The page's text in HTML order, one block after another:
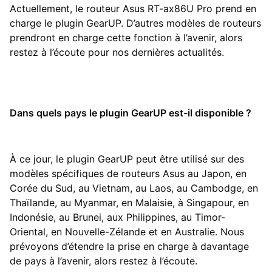
Actuellement, le routeur Asus RT-ax86U Pro prend en
charge le plugin GearUP. D’autres modèles de routeurs
prendront en charge cette fonction à l’avenir, alors
restez à l’écoute pour nos dernières actualités.
Dans quels pays le plugin GearUP est-il disponible ?
À ce jour, le plugin GearUP peut être utilisé sur des
modèles spécifiques de routeurs Asus au Japon, en
Corée du Sud, au Vietnam, au Laos, au Cambodge, en
Thaïlande, au Myanmar, en Malaisie, à Singapour, en
Indonésie, au Brunei, aux Philippines, au Timor-
Oriental, en Nouvelle-Zélande et en Australie. Nous
prévoyons d’étendre la prise en charge à davantage
de pays à l’avenir, alors restez à l’écoute.